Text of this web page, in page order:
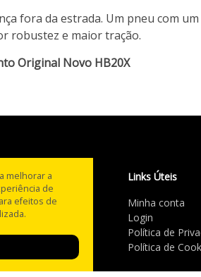
fora da estrada. Um pneu com
robustez e maior tração.
Original Novo HB20X
anos na
segmento de
em MG.
Links Úteis
Minha conta
Login
Política de
Política de
melhorar a
de
efeitos de